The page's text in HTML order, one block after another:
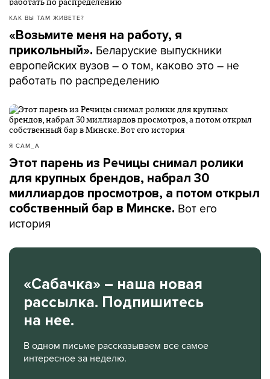
КАК ВЫ ТАМ ЖИВЕТЕ?
«Возьмите меня на работу, я
прикольный». Беларуские выпускники
европейских вузов – о том, каково это – не
работать по распределению
Я САМ_А
Этот парень из Речицы снимал ролики
для крупных брендов, набрал 30
миллиардов просмотров, а потом открыл
собственный бар в Минске. Вот его
история
«Сабачка» – наша новая
рассылка. Подпишитесь
на нее.
В одном письме рассказываем все самое
интересное за неделю.